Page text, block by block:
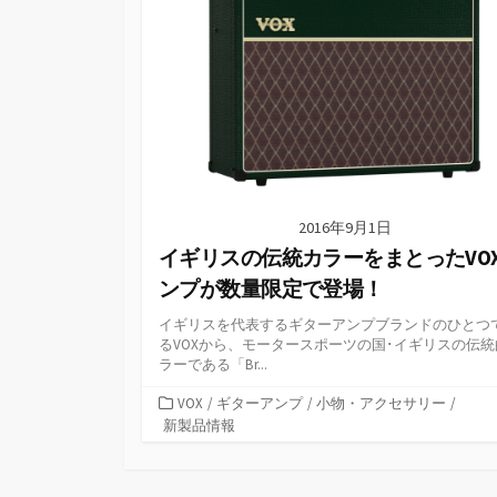
2016年9月1日
イギリスの伝統カラーをまとった
ンプが数量限定で登場！
イギリスを代表するギターアンプブランドのひとつ
るVOXから、モータースポーツの国･イギリスの伝統
ラーである「Br...
カ
テ
VOX / ギターアンプ / 小物・アクセサリー /
新製品情報